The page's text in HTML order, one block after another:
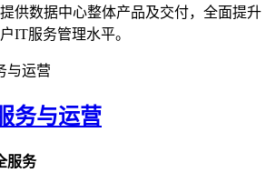
供数据中心整体产品及交付，全面提升
IT服务管理水平。
与运营
务与运营
服务